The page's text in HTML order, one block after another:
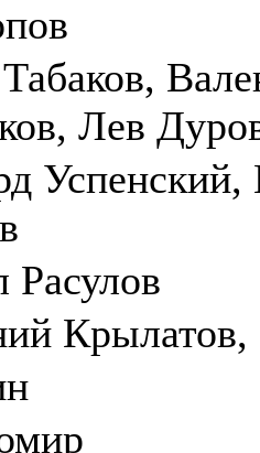
Лев
Расулов